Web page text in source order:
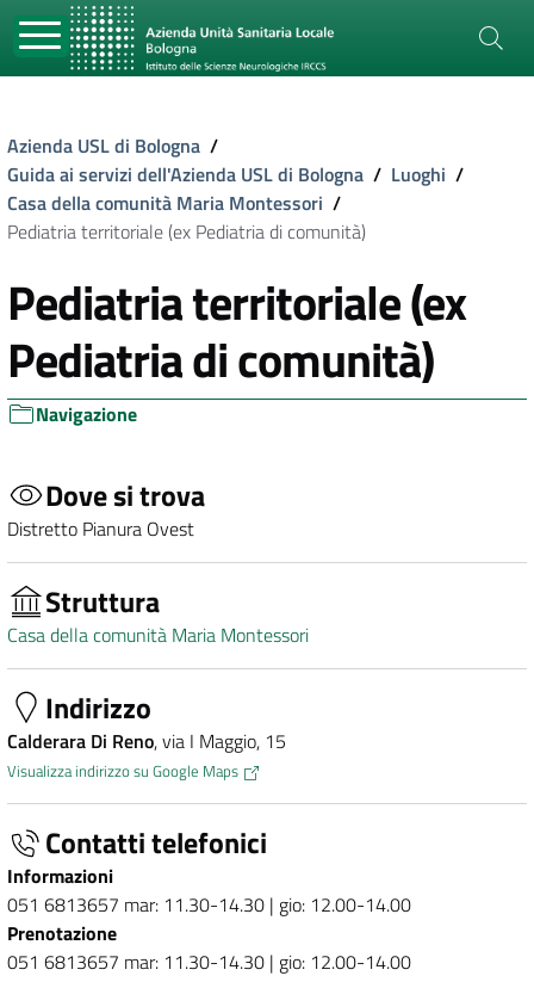
Azienda USL di Bologna /
Guida ai servizi dell'Azienda USL di Bologna / Luoghi /
Casa della comunità Maria Montessori /
Pediatria territoriale (ex Pediatria di comunità)
Pediatria territoriale (ex
Pediatria di comunità)
Navigazione
Dove si trova
Distretto Pianura Ovest
Struttura
Casa della comunità Maria Montessori
Indirizzo
Calderara Di Reno, via I Maggio, 15
Visualizza indirizzo su Google Maps
Contatti telefonici
Informazioni
051 6813657 mar: 11.30-14.30 | gio: 12.00-14.00
Prenotazione
051 6813657 mar: 11.30-14.30 | gio: 12.00-14.00